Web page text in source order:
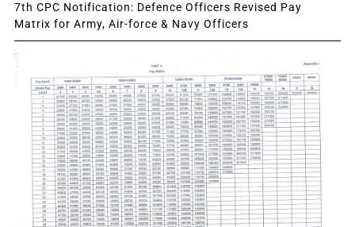
7th CPC Notification: Defence Officers Revised Pay
Matrix for Army, Air-force & Navy Officers